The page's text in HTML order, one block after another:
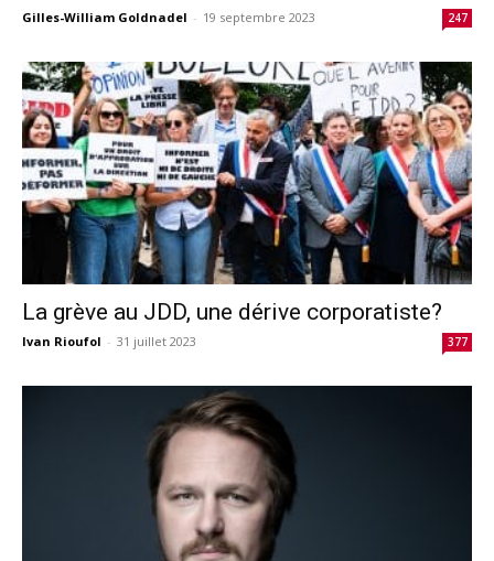
Gilles-William Goldnadel - 19 septembre 2023 247
La grève au JDD, une dérive corporatiste?
Ivan Rioufol - 31 juillet 2023 377